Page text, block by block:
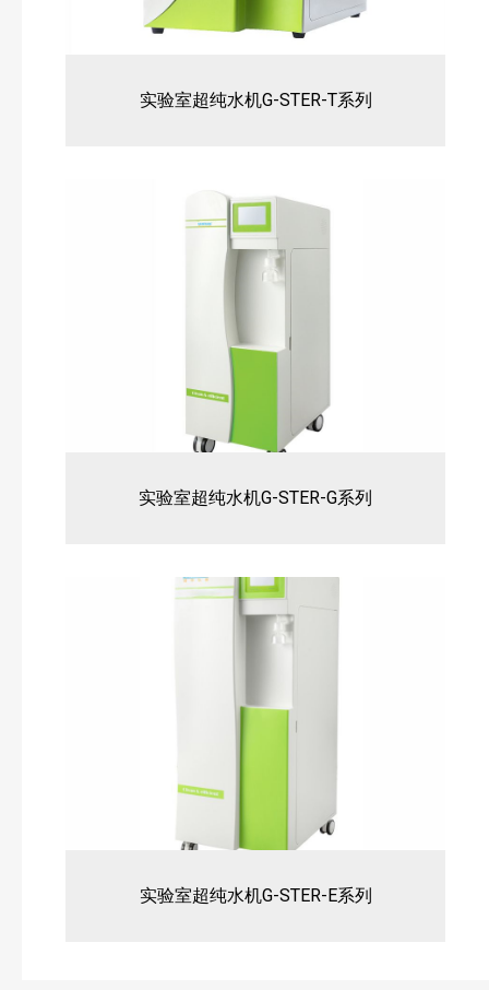
实验室超纯水机G-STER-T系列
实验室超纯水机G-STER-G系列
实验室超纯水机G-STER-E系列